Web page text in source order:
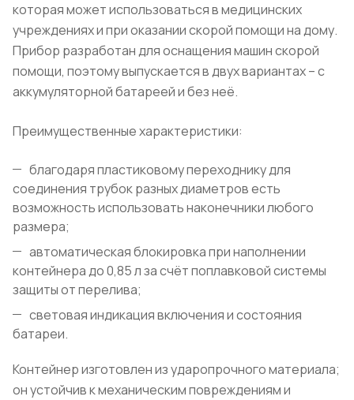
которая может использоваться в медицинских
учреждениях и при оказании скорой помощи на дому.
Прибор разработан для оснащения машин скорой
помощи, поэтому выпускается в двух вариантах – с
аккумуляторной батареей и без неё.
Преимущественные характеристики:
благодаря пластиковому переходнику для
соединения трубок разных диаметров есть
возможность использовать наконечники любого
размера;
автоматическая блокировка при наполнении
контейнера до 0,85 л за счёт поплавковой системы
защиты от перелива;
световая индикация включения и состояния
батареи.
Контейнер изготовлен из ударопрочного материала;
он устойчив к механическим повреждениям и